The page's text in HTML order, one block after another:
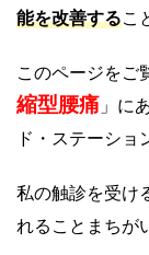
能を改善するこ
このページをご
縮型腰痛 」に
ド・ステーショ
私の触診を受け
れることまちが